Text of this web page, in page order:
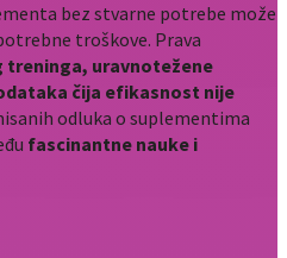
bez stvarne potrebe može
troškove. Prava
treninga, uravnotežene
čija efikasnost nije
odluka o suplementima
fascinantne nauke i